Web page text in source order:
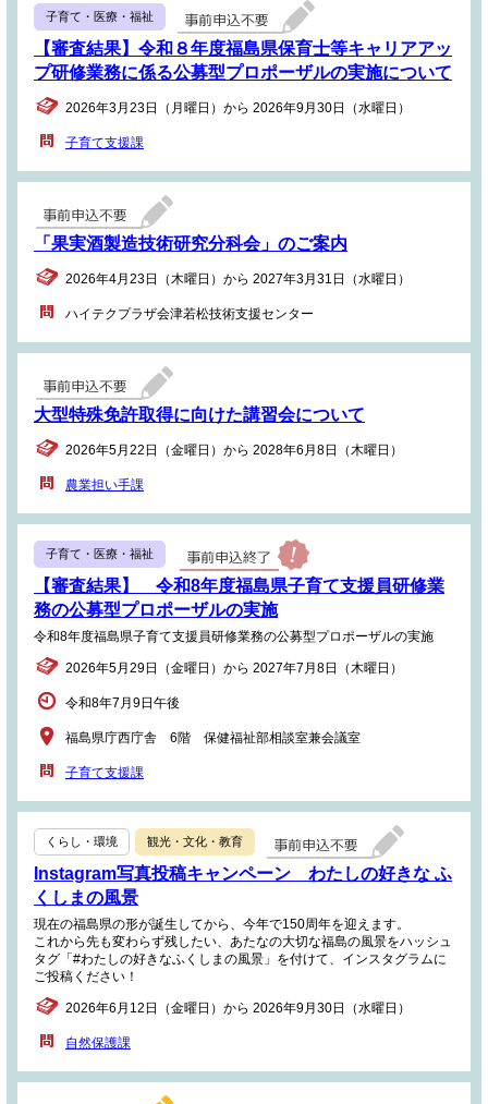
子育て・医療・福祉
【審査結果】令和８年度福島県保育士等キャリアアッ
プ研修業務に係る公募型プロポーザルの実施について
2026年3月23日（月曜日）から 2026年9月30日（水曜日）
子育て支援課
「果実酒製造技術研究分科会」のご案内
2026年4月23日（木曜日）から 2027年3月31日（水曜日）
ハイテクプラザ会津若松技術支援センター
大型特殊免許取得に向けた講習会について
2026年5月22日（金曜日）から 2028年6月8日（木曜日）
農業担い手課
子育て・医療・福祉
【審査結果】 令和8年度福島県子育て支援員研修業
務の公募型プロポーザルの実施
令和8年度福島県子育て支援員研修業務の公募型プロポーザルの実施
2026年5月29日（金曜日）から 2027年7月8日（木曜日）
令和8年7月9日午後
福島県庁西庁舎 6階 保健福祉部相談室兼会議室
子育て支援課
くらし・環境 観光・文化・教育
Instagram写真投稿キャンペーン わたしの好きな ふ
くしまの風景
現在の福島県の形が誕生してから、今年で150周年を迎えます。
これから先も変わらず残したい、あたなの大切な福島の風景をハッシュ
タグ「#わたしの好きなふくしまの風景」を付けて、インスタグラムに
ご投稿ください！
2026年6月12日（金曜日）から 2026年9月30日（水曜日）
自然保護課